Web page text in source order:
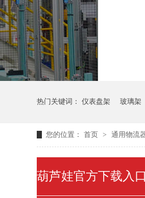
悬挂料架
气瓶料架
热门关键词： 仪表盘架 玻璃架
您的位置： 首页 > 通用物流
葫芦娃官方下载入